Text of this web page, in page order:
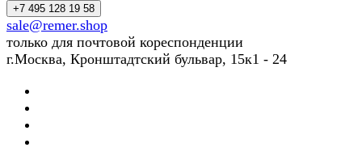
+7 495 128 19 58
sale@remer.shop
только для почтовой кореспонденции
г.Москва, Кронштадтский бульвар, 15к1 - 24